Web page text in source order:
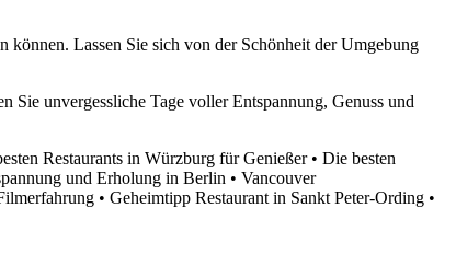
können. Lassen Sie sich von der Schönheit der Umgebung
Sie unvergessliche Tage voller Entspannung, Genuss und
Restaurants in Würzburg für Genießer• Die besten
und Erholung in Berlin • Vancouver
• Geheimtipp Restaurant in Sankt Peter-Ording •